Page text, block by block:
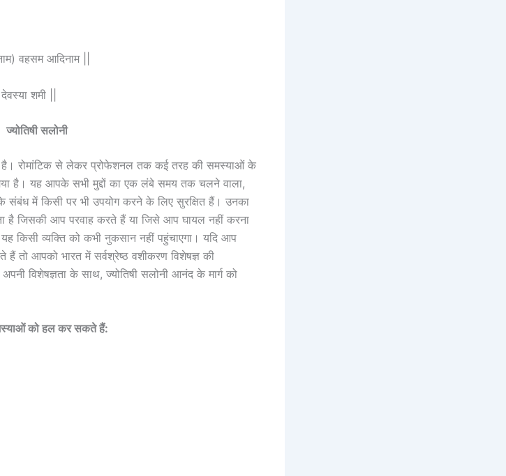
वहसम आदिनाम ||
शमी ||
ज्योतिषी सलोनी
है। रोमांटिक से लेकर प्रोफेशनल तक कई तरह की समस्याओं के
है। यह आपके सभी मुद्दों का एक लंबे समय तक चलने वाला,
संबंध में किसी पर भी उपयोग करने के लिए सुरक्षित हैं। उनका
है जिसकी आप परवाह करते हैं या जिसे आप घायल नहीं करना
किसी व्यक्ति को कभी नुकसान नहीं पहुंचाएगा। यदि आप
हैं तो आपको भारत में सर्वश्रेष्ठ वशीकरण विशेषज्ञ की
विशेषज्ञता के साथ, ज्योतिषी सलोनी आनंद के मार्ग को
को हल कर सकते हैं: